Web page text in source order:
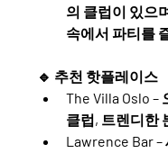
의 클럽이 있으
속에서 파티를
🔹 추천 핫플레이스
The Villa Oslo –
클럽, 트렌디한
Lawrence Bar –